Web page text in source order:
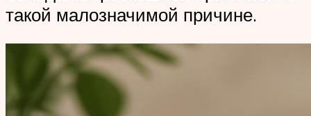
такой малозначимой причине.